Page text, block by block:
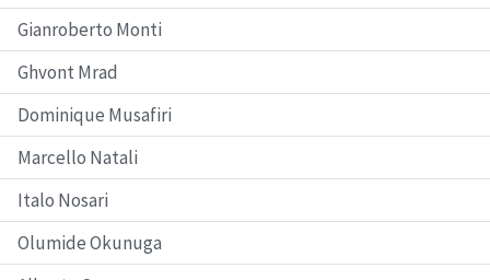
Gianroberto Monti
Ghvont Mrad
Dominique Musafiri
Marcello Natali
Italo Nosari
Olumide Okunuga